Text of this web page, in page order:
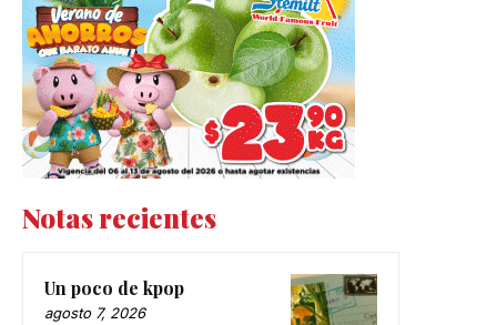
Notas recientes
Un poco de kpop
agosto 7, 2026